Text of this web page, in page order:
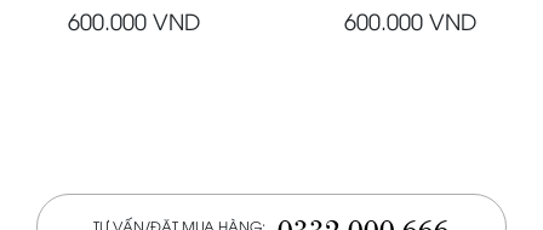
600.000VND
600.000VND